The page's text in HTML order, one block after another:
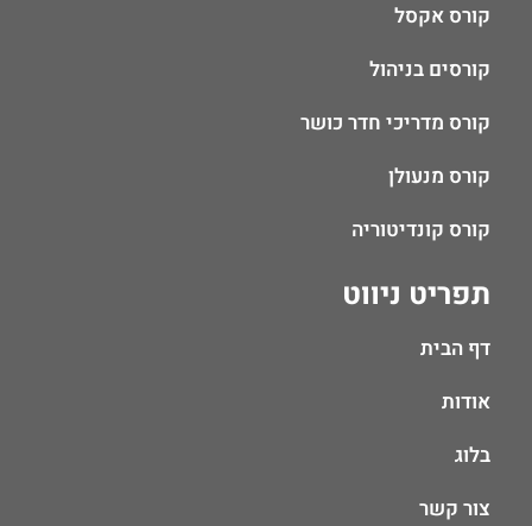
תפריט ניווט
דף הבית
אודות
בלוג
צור קשר
קורס אקסל
קורסים בניהול
קורס מדריכי חדר כושר
קורס מנעולן
קורס קונדיטוריה